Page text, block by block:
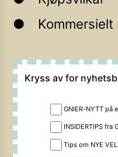
Kryss av for
GNIER-NYTT på
INSIDERTIPS fra
Tips om NYE